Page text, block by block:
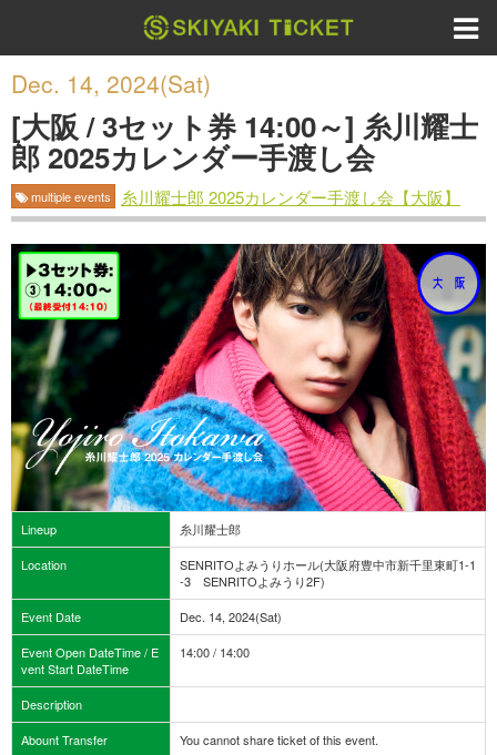
Dec. 14, 2024(Sat)
[大阪 / 3セット券 14:00～] 糸川耀士
郎 2025カレンダー手渡し会
multiple events 糸川耀士郎 2025カレンダー手渡し会【大阪】
Lineup
糸川耀士郎
Location
SENRITOよみうりホール(大阪府豊中市新千里東町1-1
-3 SENRITOよみうり2F)
Event Date
Dec. 14, 2024(Sat)
Event Open DateTime / E
vent Start DateTime
14:00 / 14:00
Description
Abount Transfer
You cannot share ticket of this event.